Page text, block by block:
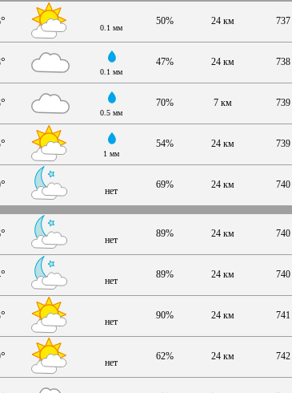
0.1 мм
50% 24 км 737
0.1 мм
47% 24 км 738
0.5 мм
70% 7 км 739
1 мм
54% 24 км 739
нет
69% 24 км 740
нет
89% 24 км 740
нет
89% 24 км 740
нет
90% 24 км 741
нет
62% 24 км 742